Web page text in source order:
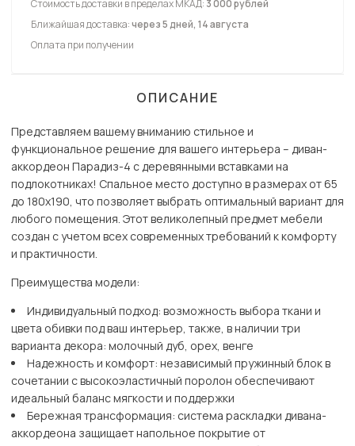
Стоимость доставки в пределах МКАД: 3 000 рублей
Ближайшая доставка:через 5 дней, 14 августа
Оплата при получении
ОПИСАНИЕ
Представляем вашему вниманию стильное и
функциональное решение для вашего интерьера – диван-
аккордеон Парадиз-4 с деревянными вставками на
подлокотниках! Спальное место доступно в размерах от 65
до 180х190, что позволяет выбрать оптимальный вариант для
любого помещения. Этот великолепный предмет мебели
создан с учетом всех современных требований к комфорту
и практичности.
Преимущества модели:
Индивидуальный подход: возможность выбора ткани и
цвета обивки под ваш интерьер, также, в наличии три
варианта декора: молочный дуб, орех, венге
Надежность и комфорт: независимый пружинный блок в
сочетании с высокоэластичный поролон обеспечивают
идеальный баланс мягкости и поддержки
Бережная трансформация: система раскладки дивана-
аккордеона защищает напольное покрытие от